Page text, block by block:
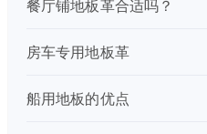
餐厅铺地板革合适吗？
房车专用地板革
船用地板的优点